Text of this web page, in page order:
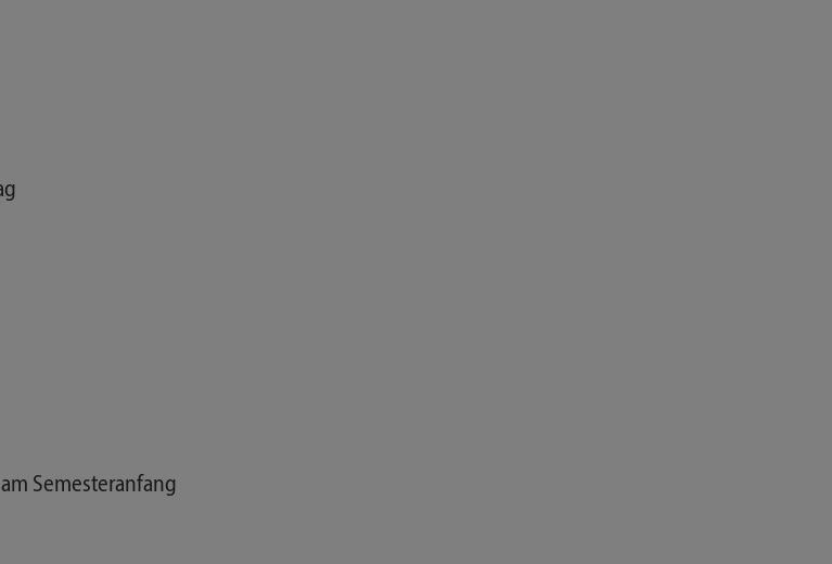
Semesteranfang